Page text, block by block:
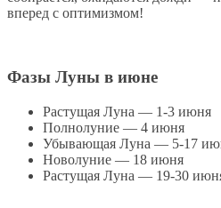
вперед с оптимизмом!
Фазы Луны в июне
Растущая Луна — 1-3 июня
Полнолуние — 4 июня
Убывающая Луна — 5-17
Новолуние — 18 июня
Растущая Луна — 19-30